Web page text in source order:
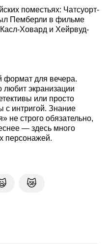
поместьях: Чатсуорт-
Пемберли в фильме
Ховард и Хейрвуд-
формат для вечера.
любит экранизации
или просто
интригой. Знание
не строго обязательно,
— здесь много
персонажей.
😿